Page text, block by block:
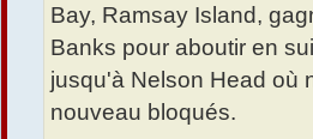
Bay, Ramsay Island,
Banks pour aboutir en
jusqu'à Nelson Head où
nouveau bloqués.